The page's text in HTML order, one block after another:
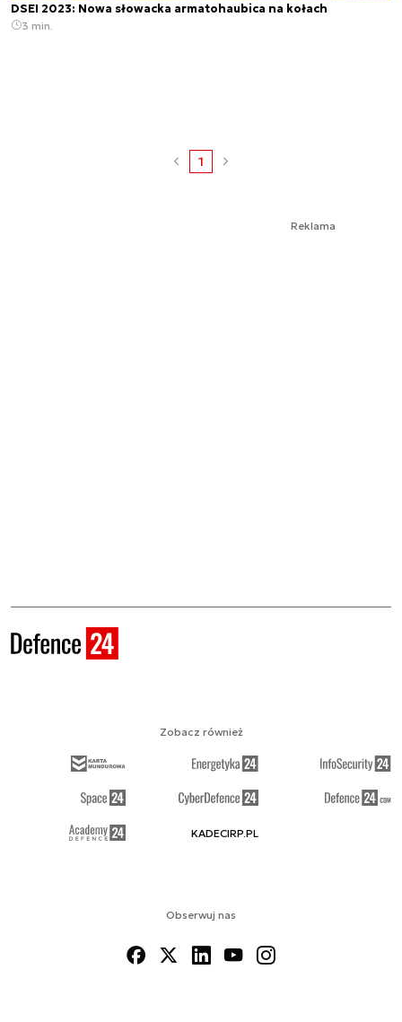
DSEI 2023: Nowa słowacka armatohaubica na kołach
3 min.
1
Reklama
Obserwuj nas
Zobacz również
KADECIRP.PL